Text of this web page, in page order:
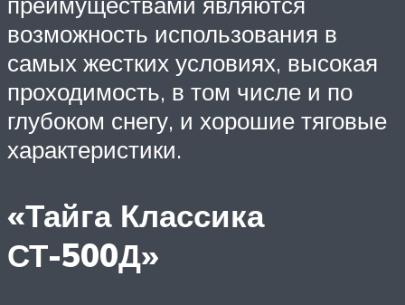
возможность использования в
самых жестких условиях, высокая
проходимость, в том числе и по
глубоком снегу, и хорошие тяговые
характеристики.
«Тайга Классика
СТ-500Д»